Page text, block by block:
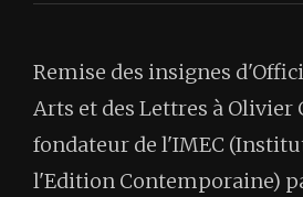
Remise des insignes
Arts et des Lettres à Olivier
fondateur de l'IMEC
l'Edition Contemporaine)